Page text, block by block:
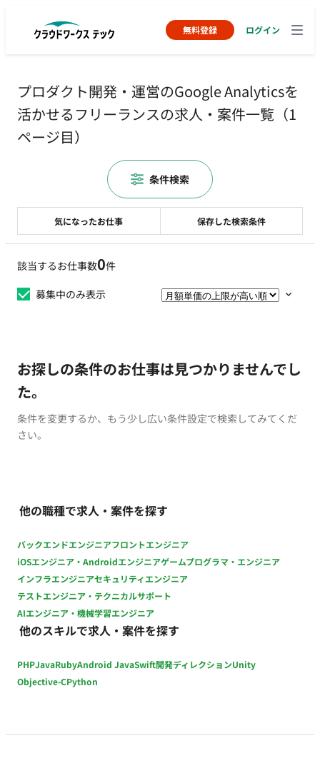
無料登録 ログイン
プロダクト開発・運営のGoogle Analyticsを
活かせるフリーランスの求人・案件一覧（1
ページ目）
該当するお仕事数0件
募集中のみ表示
お探しの条件のお仕事は見つかりませんでし
た。
条件を変更するか、もう少し広い条件設定で検索してみてくだ
さい。
他の職種で求人・案件を探す
バックエンドエンジニアフロントエンジニア
iOSエンジニア・Androidエンジニアゲームプログラマ・エンジニア
インフラエンジニアセキュリティエンジニア
テストエンジニア・テクニカルサポート
AIエンジニア・機械学習エンジニア
他のスキルで求人・案件を探す
PHPJavaRubyAndroid JavaSwift開発ディレクションUnity
Objective-CPython
気になったお仕事 保存した検索条件
条件検索